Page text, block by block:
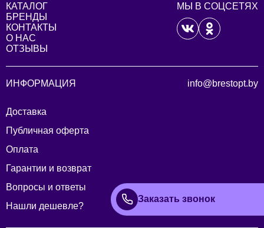
КАТАЛОГ
БРЕНДЫ
КОНТАКТЫ
О НАС
ОТЗЫВЫ
МЫ В СОЦСЕТЯХ
ИНФОРМАЦИЯ
Доставка
Публичная оферта
Оплата
Гарантии и возврат
Вопросы и ответы
Нашли дешевле?
info@brestopt.by
Заказать звонок